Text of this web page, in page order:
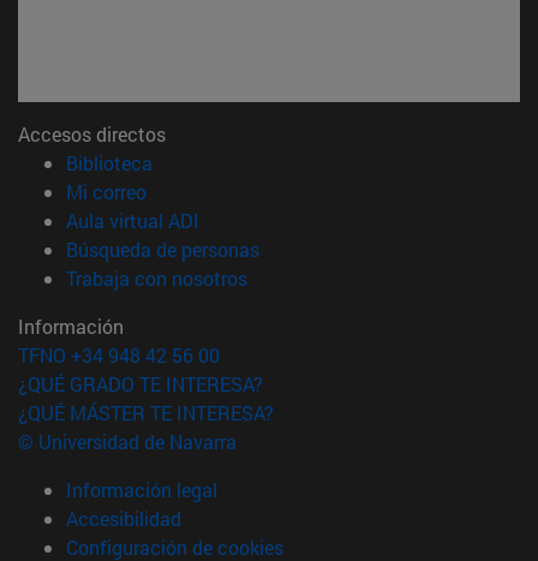
Accesos directos
Biblioteca
Mi correo(abre en nueva ventana)
Aula virtual ADI
Búsqueda de personas(abre en nueva ventana)
Trabaja con nosotros(abre en nueva ventana)
Información
TFNO +34 948 42 56 00
¿QUÉ GRADO TE INTERESA?
¿QUÉ MÁSTER TE INTERESA?
© Universidad de Navarra
Información legal
Accesibilidad
Configuración de cookies